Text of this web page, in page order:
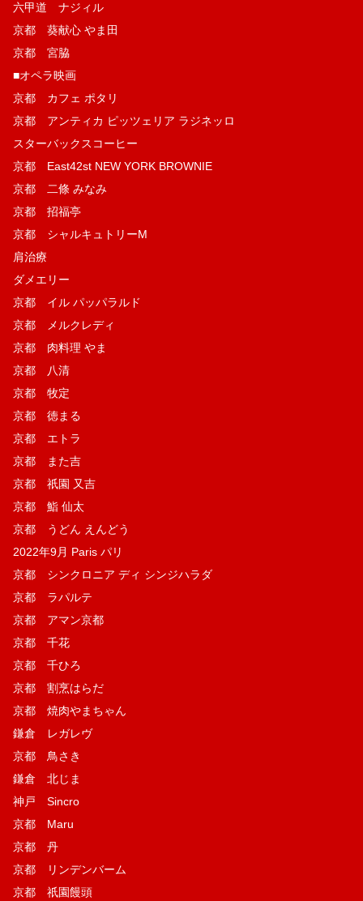
六甲道 ナジィル
京都 葵献心 やま田
京都 宮脇
■オペラ映画
京都 カフェ ポタリ
京都 アンティカ ピッツェリア ラジネッロ
スターバックスコーヒー
京都 East42st NEW YORK BROWNIE
京都 二條 みなみ
京都 招福亭
京都 シャルキュトリーM
肩治療
ダメエリー
京都 イル パッパラルド
京都 メルクレディ
京都 肉料理 やま
京都 八清
京都 牧定
京都 徳まる
京都 エトラ
京都 また吉
京都 祇園 又吉
京都 鮨 仙太
京都 うどん えんどう
2022年9月 Paris パリ
京都 シンクロニア ディ シンジハラダ
京都 ラパルテ
京都 アマン京都
京都 千花
京都 千ひろ
京都 割烹はらだ
京都 焼肉やまちゃん
鎌倉 レガレヴ
京都 鳥さき
鎌倉 北じま
神戸 Sincro
京都 Maru
京都 丹
京都 リンデンバーム
京都 祇園饅頭